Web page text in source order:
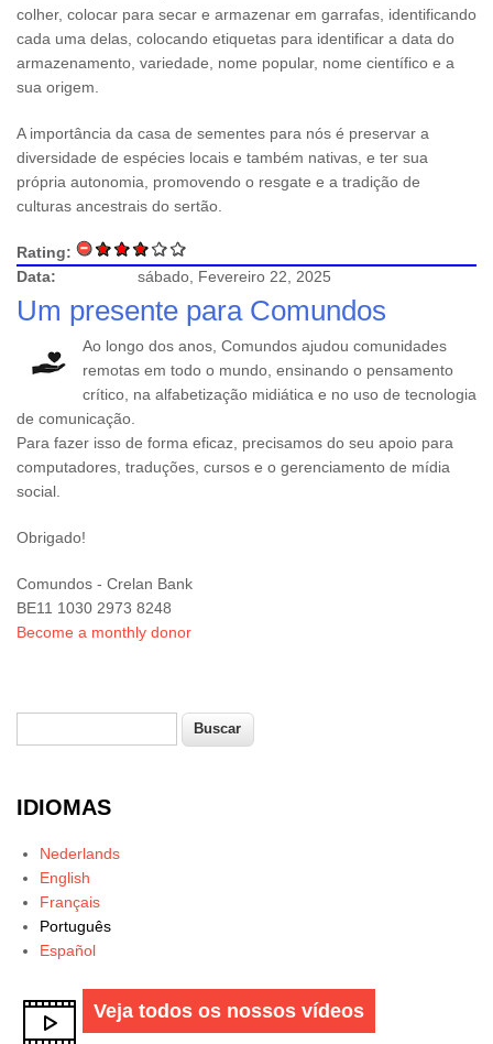
colher, colocar para secar e armazenar em garrafas, identificando
cada uma delas, colocando etiquetas para identificar a data do
armazenamento, variedade, nome popular, nome científico e a
sua origem.
A importância da casa de sementes para nós é preservar a
diversidade de espécies locais e também nativas, e ter sua
própria autonomia, promovendo o resgate e a tradição de
culturas ancestrais do sertão.
Rating:
Data:
sábado, Fevereiro 22, 2025
Um presente para Comundos
Ao longo dos anos, Comundos ajudou comunidades
remotas em todo o mundo, ensinando o pensamento
crítico, na alfabetização midiática e no uso de tecnologia
de comunicação.
Para fazer isso de forma eficaz, precisamos do seu apoio para
computadores, traduções, cursos e o gerenciamento de mídia
social.
Obrigado!
Comundos - Crelan Bank
BE11 1030 2973 8248
Become a monthly donor
Formulário de busca
IDIOMAS
Nederlands
English
Français
Português
Español
Veja todos os nossos vídeos